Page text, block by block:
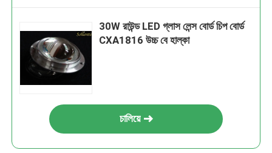
30W রাউন্ড LED গ্লাস লেন্স বোর্ড চিপ বোর্ড
CXA1816 উচ্চ বে হাল্কা
চালিয়ে